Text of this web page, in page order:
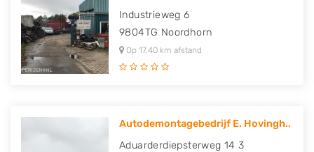
Industrieweg 6
9804TG Noordhorn
Op 17,40 km afstand
Autodemontagebedrijf E. Hovingh..
Aduarderdiepsterweg 14 3